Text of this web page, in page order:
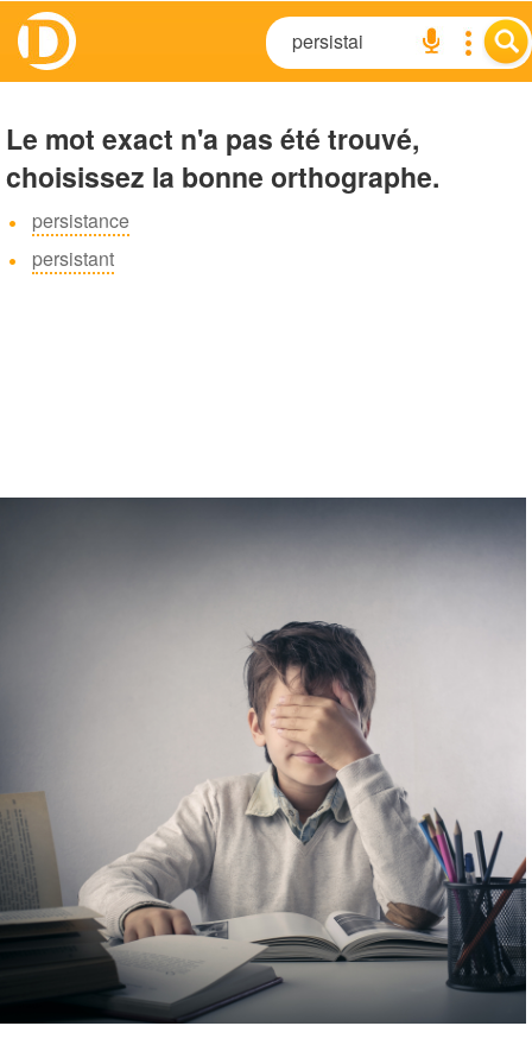
Le mot exact n'a pas été trouvé,
choisissez la bonne orthographe.
persistance
persistant